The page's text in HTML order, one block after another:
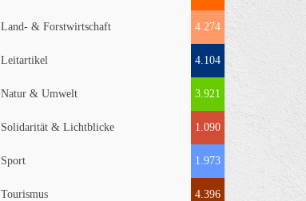
Land- & Forstwirtschaft 4.274
Leitartikel 4.104
Natur & Umwelt 3.921
Solidarität & Lichtblicke 1.090
Sport 1.973
Tourismus 4.396